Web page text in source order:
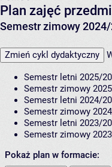
Plan zajęć
Semestr zimowy
Zmień cykl dydaktyczny
Semestr letni 2025/
Semestr zimowy
Semestr letni 2024/
Semestr zimowy
Semestr letni 2023/
Semestr zimowy
Pokaż plan w formacie: